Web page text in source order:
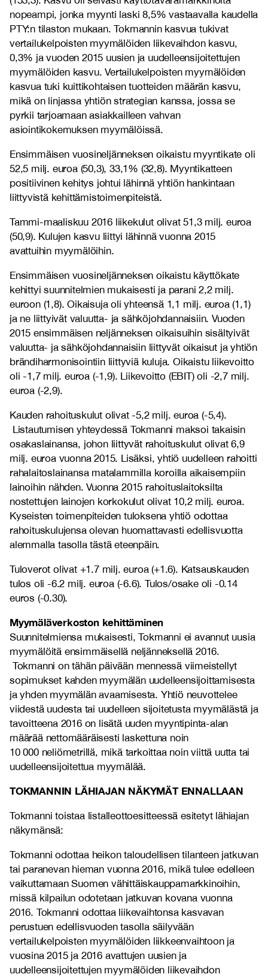
nopeampi, jonka myynti laski 8,5% vastaavalla kaudella
PTY:n tilaston mukaan. Tokmannin kasvua tukivat
vertailukelpoisten myymälöiden liikevaihdon kasvu,
0,3% ja vuoden 2015 uusien ja uudelleensijoitettujen
myymälöiden kasvu. Vertailukelpoisten myymälöiden
kasvua tuki kuittikohtaisen tuotteiden määrän kasvu,
mikä on linjassa yhtiön strategian kanssa, jossa se
pyrkii tarjoamaan asiakkailleen vahvan
asiointikokemuksen myymälöissä.
Ensimmäisen vuosineljänneksen oikaistu myyntikate oli
52,5 milj. euroa (50,3), 33,1% (32,8). Myyntikatteen
positiivinen kehitys johtui lähinnä yhtiön hankintaan
liittyvistä kehittämistoimenpiteistä.
Tammi-maaliskuu 2016 liikekulut olivat 51,3 milj. euroa
(50,9). Kulujen kasvu liittyi lähinnä vuonna 2015
avattuihin myymälöihin.
Ensimmäisen vuosineljänneksen oikaistu käyttökate
kehittyi suunnitelmien mukaisesti ja parani 2,2 milj.
euroon (1,8). Oikaisuja oli yhteensä 1,1 milj. euroa (1,1)
ja ne liittyivät valuutta- ja sähköjohdannaisiin. Vuoden
2015 ensimmäisen neljänneksen oikaisuihin sisältyivät
valuutta- ja sähköjohdannaisiin liittyvät oikaisut ja yhtiön
brändiharmonisointiin liittyviä kuluja. Oikaistu liikevoitto
oli -1,7 milj. euroa (-1,9). Liikevoitto (EBIT) oli -2,7 milj.
euroa (-2,9).
Kauden rahoituskulut olivat -5,2 milj. euroa (-5,4).
Listautumisen yhteydessä Tokmanni maksoi takaisin
osakaslainansa, johon liittyvät rahoituskulut olivat 6,9
milj. euroa vuonna 2015. Lisäksi, yhtiö uudelleen rahoitti
rahalaitoslainansa matalammilla koroilla aikaisempiin
lainoihin nähden. Vuonna 2015 rahoituslaitoksilta
nostettujen lainojen korkokulut olivat 10,2 milj. euroa.
Kyseisten toimenpiteiden tuloksena yhtiö odottaa
rahoituskulujensa olevan huomattavasti edellisvuotta
alemmalla tasolla tästä eteenpäin.
Tuloverot olivat +1.7 milj. euroa (+1.6). Katsauskauden
tulos oli -6.2 milj. euroa (-6.6). Tulos/osake oli -0.14
euros (-0.30).
Myymäläverkoston kehittäminen
Suunnitelmiensa mukaisesti, Tokmanni ei avannut uusia
myymälöitä ensimmäisellä neljänneksellä 2016.
Tokmanni on tähän päivään mennessä viimeistellyt
sopimukset kahden myymälän uudelleensijoittamisesta
ja yhden myymälän avaamisesta. Yhtiö neuvottelee
viidestä uudesta tai uudelleen sijoitetusta myymälästä ja
tavoitteena 2016 on lisätä uuden myyntipinta-alan
määrää nettomääräisesti laskettuna noin
10 000 neliömetrillä, mikä tarkoittaa noin viittä uutta tai
uudelleensijoitettua myymälää.
TOKMANNIN LÄHIAJAN NÄKYMÄT ENNALLAAN
Tokmanni toistaa listalleottoesitteessä esitetyt lähiajan
näkymänsä:
Tokmanni odottaa heikon taloudellisen tilanteen jatkuvan
tai paranevan hieman vuonna 2016, mikä tulee edelleen
vaikuttamaan Suomen vähittäiskauppamarkkinoihin,
missä kilpailun odotetaan jatkuvan kovana vuonna
2016. Tokmanni odottaa liikevaihtonsa kasvavan
perustuen edellisvuoden tasolla säilyvään
vertailukelpoisten myymälöiden liikkeenvaihtoon ja
vuosina 2015 ja 2016 avattujen uusien ja
uudelleensijoitettujen myymälöiden liikevaihdon